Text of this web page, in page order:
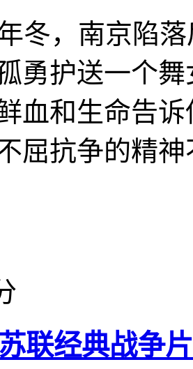
，南京陷落
勇护送一个
血和生命告
屈抗争的精
联经典战争